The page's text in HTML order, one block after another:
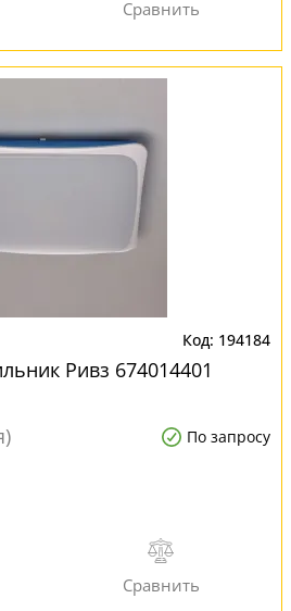
194184
Ривз 674014401
По запросу